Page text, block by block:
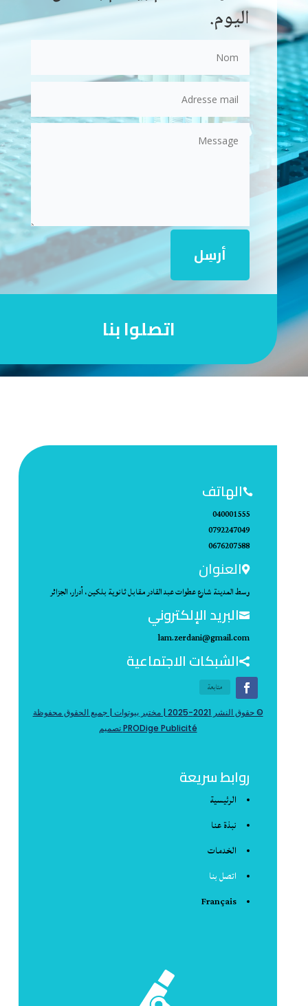
اليوم.
أرسِل
اتصلوا بنا
الهاتف
040001555
0792247049
0676207588
العنوان
وسط المدينة شارع عطوات عبد القادر مقابل ثانوية بلكين ، أدرار، الجزائر
البريد الإلكتروني
lam.zerdani@gmail.com
الشبكات الاجتماعية
متابعة
© حقوق النشر 2021-2025 | مختبر بيوتوات | جميع الحقوق محفوظة
PRODige Publicité تصميم
روابط سريعة
الرئيسية
نبذة عنا
الخدمات
اتصل بنا
Français